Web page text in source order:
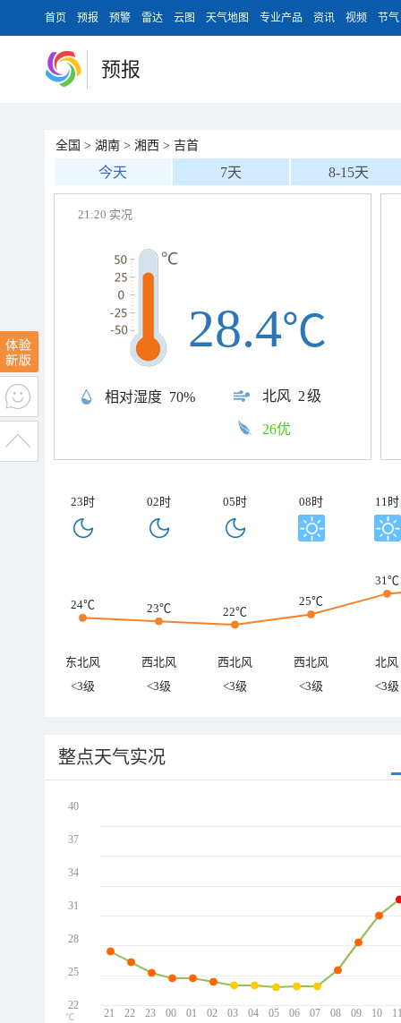
首页 预报 预警 雷达 云图 天气地图 专业产品 资讯 视频 节气
预报
全国 > 湖南 > 湘西 > 吉首
今天 7天 8-15天
21:20 实况
相对湿度 70% 北风 2级
28.4℃
26优
23时 02时 05时 08时 11时
24℃ 23℃ 22℃
25℃
31℃
东北风 西北风 西北风 西北风
北风
<3级
<3级 <3级 <3级 <3级
整点天气实况
21 22 23 00 01 02 03 04 05 06 07 08 09 10
40
37
34
31
28
25
22
℃